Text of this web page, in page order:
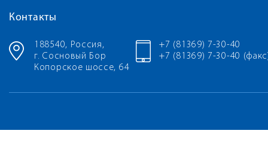
Контакты
188540, Россия,
г. Сосновый Бор
Копорское шоссе, 64
+7 (81369) 7-30-40
+7 (81369) 7-30-40